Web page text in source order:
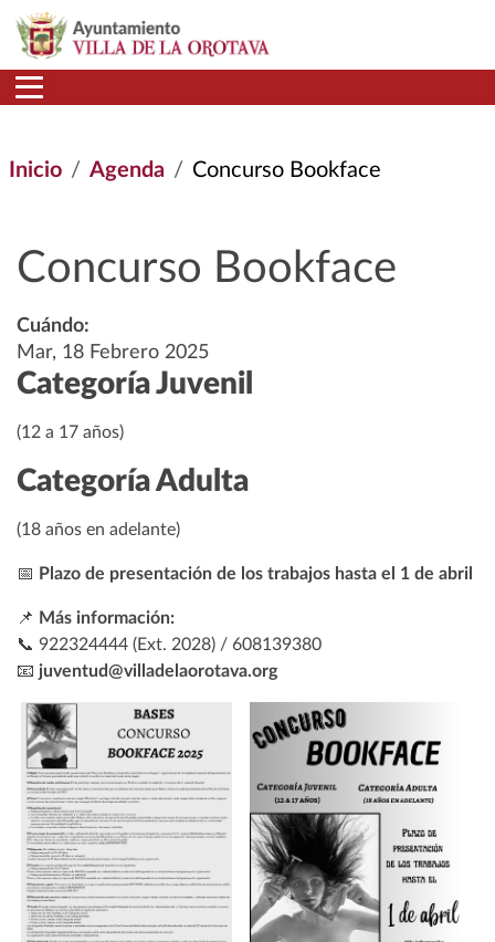
Pasar al contenido principal
Inicio Agenda Concurso Bookface
Concurso Bookface
Cuándo:
Mar, 18 Febrero 2025
Categoría Juvenil
(12 a 17 años)
Categoría Adulta
(18 años en adelante)
📅 Plazo de presentación de los trabajos hasta el 1 de abril
📌 Más información:
📞 922324444 (Ext. 2028) / 608139380
📧 juventud@villadelaorotava.org